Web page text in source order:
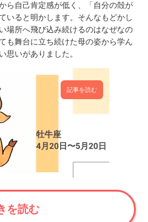
ら自己肯定感が低く、「自分の殻が
いると明かします。そんなもどかし
場所へ飛び込み続けるのはなぜなの
も舞台に立ち続けた母の姿から学ん
思いがありました。
記事を読む
を読む